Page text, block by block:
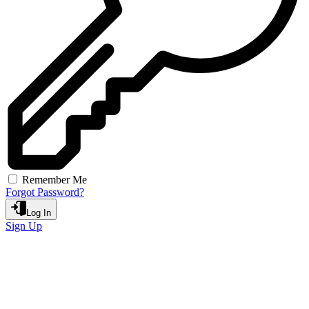
Remember Me
Forgot Password?
Log In
Sign Up